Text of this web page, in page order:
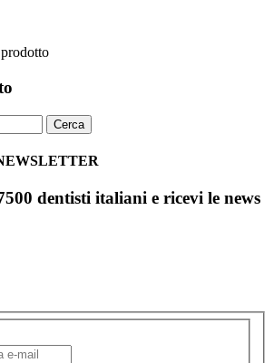
Cerca
dentisti italiani e ricevi le news